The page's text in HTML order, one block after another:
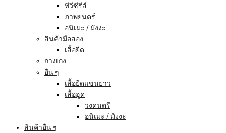
ทีวีซีรีส์
ภาพยนตร์
อนิเมะ / มังงะ
สินค้ามือสอง
เสื้อยืด
กางเกง
อื่น ๆ
เสื้อยืดแขนยาว
เสื้อฮูด
วงดนตรี
อนิเมะ / มังงะ
สินค้าอื่น ๆ